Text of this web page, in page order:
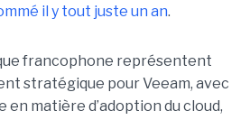
il y tout juste un an.
francophone représentent
stratégique pour Veeam, avec
en matière d’adoption du cloud,